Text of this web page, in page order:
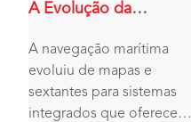
A Evolução da
com o ECDIS da JRC
A navegação marítima
evoluiu de mapas e
sextantes para sistemas
integrados que oferecem